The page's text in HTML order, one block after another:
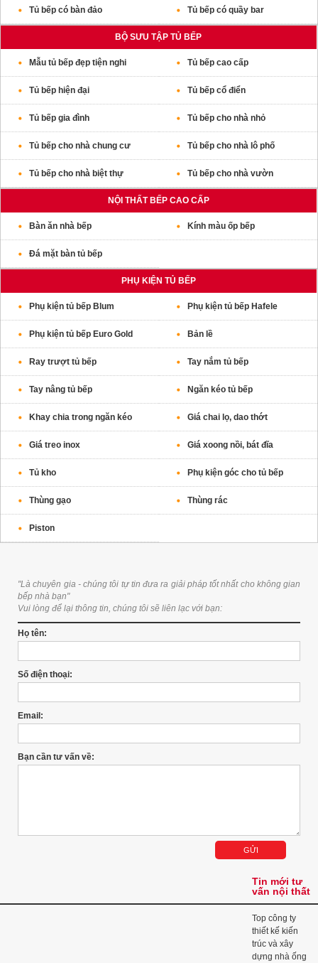
Tủ bếp có bàn đảo Tủ bếp có quầy bar
BỘ SƯU TẬP TỦ BẾP
Mẫu tủ bếp đẹp tiện nghi Tủ bếp cao cấp
Tủ bếp hiện đại Tủ bếp cổ điển
Tủ bếp gia đình Tủ bếp cho nhà nhỏ
Tủ bếp cho nhà chung cư Tủ bếp cho nhà lô phố
Tủ bếp cho nhà biệt thự Tủ bếp cho nhà vườn
NỘI THẤT BẾP CAO CẤP
Bàn ăn nhà bếp Kính màu ốp bếp
Đá mặt bàn tủ bếp
PHỤ KIỆN TỦ BẾP
Phụ kiện tủ bếp Blum Phụ kiện tủ bếp Hafele
Phụ kiện tủ bếp Euro Gold Bản lề
Ray trượt tủ bếp Tay nắm tủ bếp
Tay nâng tủ bếp Ngăn kéo tủ bếp
Khay chia trong ngăn kéo Giá chai lọ, dao thớt
Giá treo inox Giá xoong nồi, bát đĩa
Tủ kho Phụ kiện góc cho tủ bếp
Thùng gạo Thùng rác
Piston
"Là chuyên gia - chúng tôi tự tin đưa ra giải pháp tốt nhất cho không gian
bếp nhà bạn"
Vui lòng để lại thông tin, chúng tôi sẽ liên lạc với bạn:
Họ tên:
Số điện thoại:
Email:
Bạn cần tư vấn về:
Tin mới tư
vấn nội thất
Top công ty
thiết kế kiến
trúc và xây
dựng nhà ống